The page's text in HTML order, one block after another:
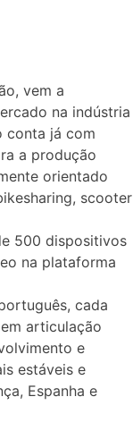
vem a
na indústria
conta já com
a produção
orientado
scooter
500 dispositivos
na plataforma
cada
articulação
e
estáveis e
Espanha e